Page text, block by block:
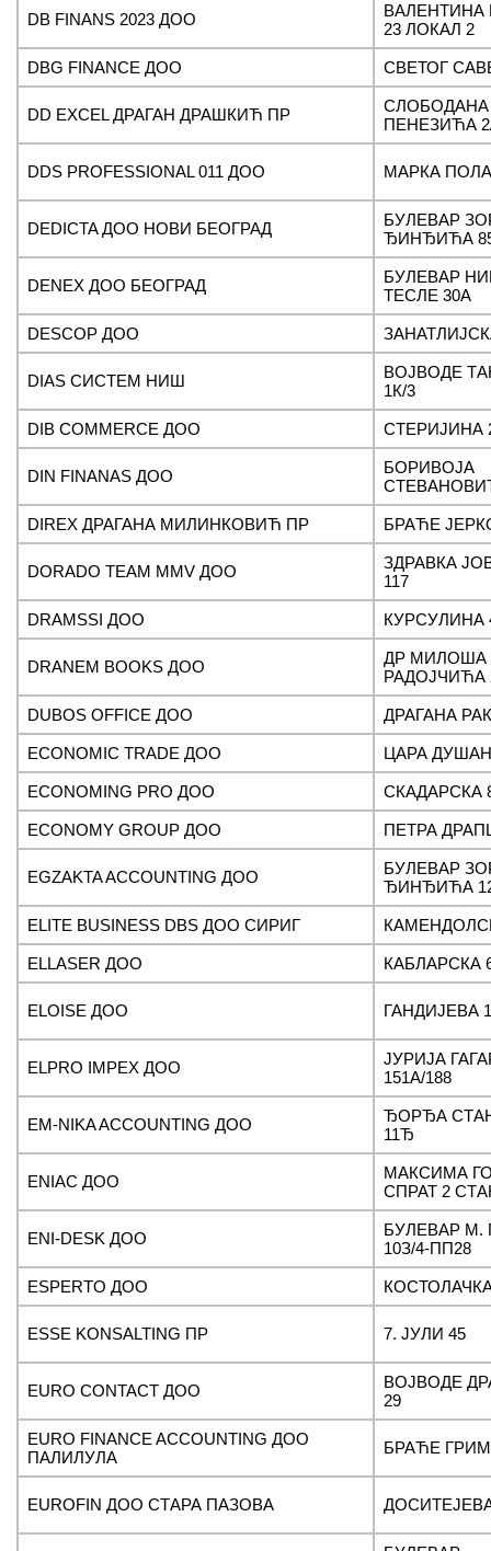
DB FINANS 2023 ДОО
ВАЛЕНТИНА
23 ЛОКАЛ 2
DBG FINANCE ДОО СВЕТОГ
DD EXCEL ДРАГАН ДРАШКИЋ ПР
СЛОБОДАНА
ПЕНЕЗИЋА
DDS PROFESSIONAL 011 ДОО МАРКА ПОЛА
DEDICTA ДОО НОВИ БЕОГРАД
БУЛЕВАР
ЂИНЂИЋА
DENEX ДОО БЕОГРАД
БУЛЕВАР
ТЕСЛЕ 30A
DESCOP ДОО
DIAS СИСТЕМ НИШ
ВОЈВОДЕ
1К/3
DIB COMMERCE ДОО СТЕРИЈИНА
DIN FINANAS ДОО
БОРИВОЈА
DIREX ДРАГАНА МИЛИНКОВИЋ ПР БРАЋЕ
DORADO TEAM MMV ДОО
ЗДРАВКА
117
DRAMSSI ДОО КУРСУЛИНА
DRANEM BOOKS ДОО
ДР МИЛОША
РАДОЈЧИЋА
DUBOS OFFICE ДОО ДРАГАНА
ECONOMIC TRADE ДОО ЦАРА
ECONOMING PRO ДОО СКАДАРСКА
ECONOMY GROUP ДОО ПЕТРА
EGZAKTA ACCOUNTING ДОО
БУЛЕВАР
ЂИНЂИЋА
ELITE BUSINESS DBS ДОО СИРИГ
ELLASER ДОО КАБЛАРСКА
ELOISE ДОО ГАНДИЈЕВА
ELPRO IMPEX ДОО
ЈУРИЈА
151A/188
EM-NIKA ACCOUNTING ДОО
ЂОРЂА
11Ђ
ENIAC ДОО
МАКСИМА
СПРАТ 2
ENI-DESK ДОО
БУЛЕВАР М.
10З/4-ПП28
ESPERTO ДОО
ESSE KONSALTING ПР 7. ЈУЛИ 45
EURO CONTACT ДОО
ВОЈВОДЕ
29
EURO FINANCE ACCOUNTING ДОО
ПАЛИЛУЛА
БРАЋЕ ГРИМ
EUROFIN ДОО СТАРА ПАЗОВА